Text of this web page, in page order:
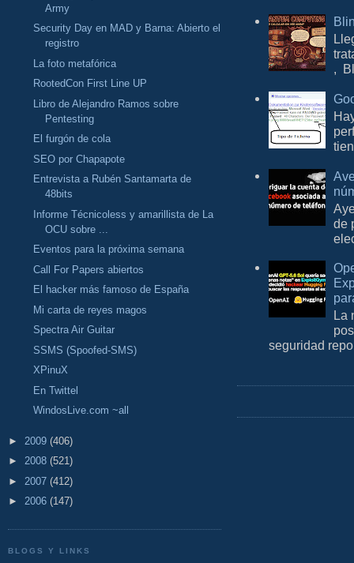
Army
Security Day en MAD y Barna: Abierto el
registro
La foto metafórica
RootedCon First Line UP
Libro de Alejandro Ramos sobre
Pentesting
El furgón de cola
SEO por Chapapote
Entrevista a Rubén Santamarta de
48bits
Informe Técnicoless y amarillista de La
OCU sobre ...
Eventos para la próxima semana
Call For Papers abiertos
El hacker más famoso de España
Mi carta de reyes magos
Spectra Air Guitar
SSMS (Spoofed-SMS)
XPinuX
En Twittel
WindosLive.com ~all
► 2009 (406)
► 2008 (521)
► 2007 (412)
► 2006 (147)
BLOGS Y LINKS
,
de
La
seguridad